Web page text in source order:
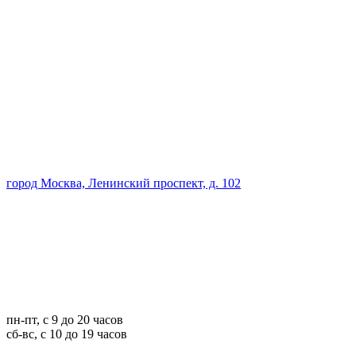
город Москва, Ленинский проспект, д. 102
пн-пт, с 9 до 20 часов
сб-вс, с 10 до 19 часов